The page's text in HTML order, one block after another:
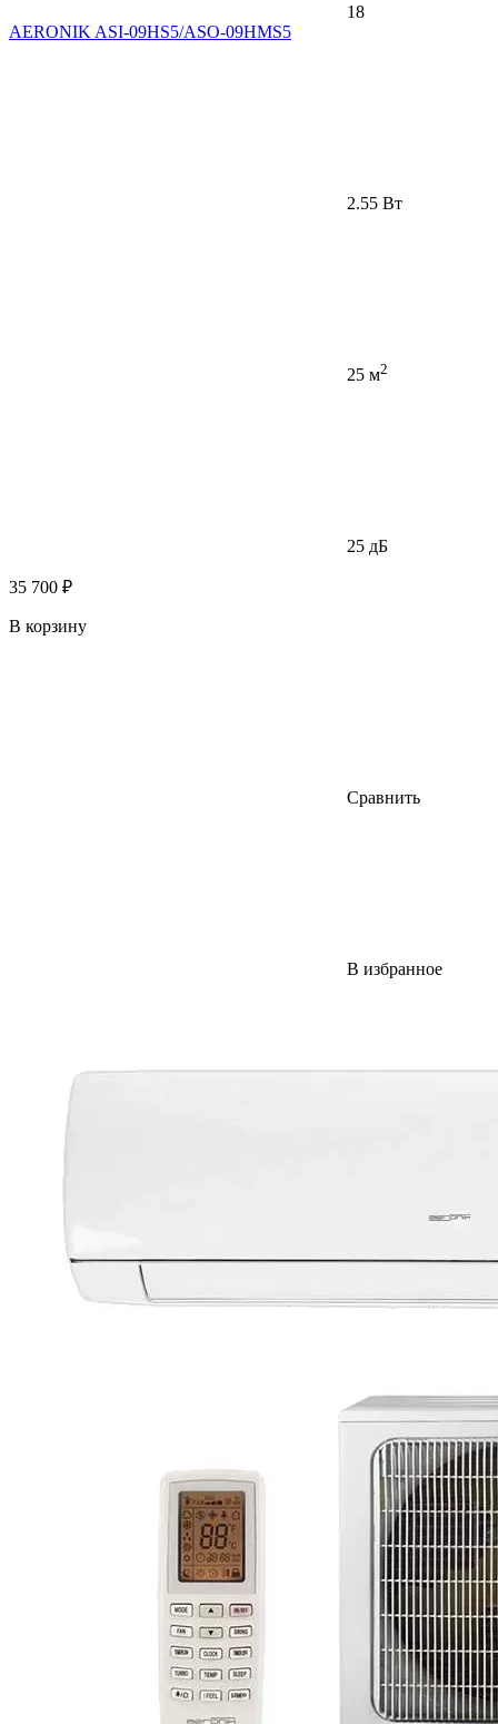
18
AERONIK ASI-09HS5/ASO-09HMS5
2.55 Вт
25 м2
25 дБ
35 700 ₽
В корзину
Сравнить
В избранное